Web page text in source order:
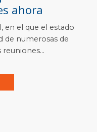
ahora
en el que el estado
de numerosas de